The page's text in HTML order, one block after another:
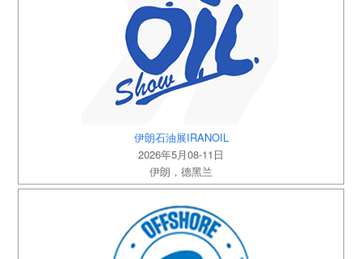
伊朗石油展IRANOIL
2026年5月08-11日
伊朗，德黑兰